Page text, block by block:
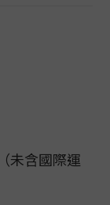
未含國際運